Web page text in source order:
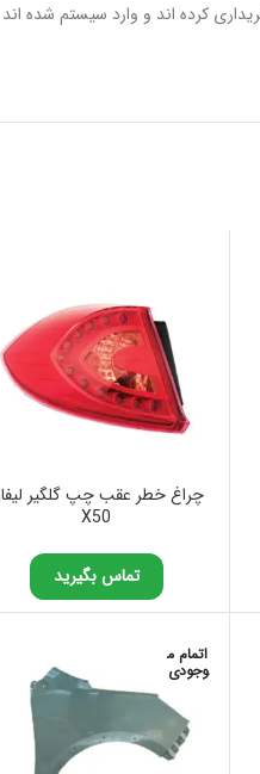
کرده اند و وارد سیستم شده اند
چراغ خطر عقب چپ گلگیر
X50
تماس بگیرید
اتمام م
وجودی